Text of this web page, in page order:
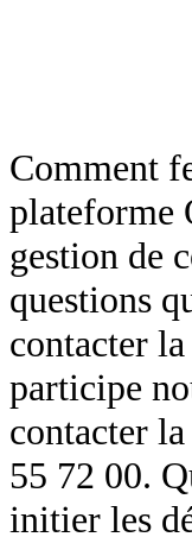
Comment
plateforme
gestion de
questions
contacter
participe
contacter
55 72 00.
initier les